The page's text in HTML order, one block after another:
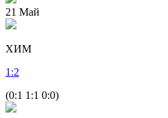
21 Май
ХИМ
1 :2
(0:1 1:1 0:0)